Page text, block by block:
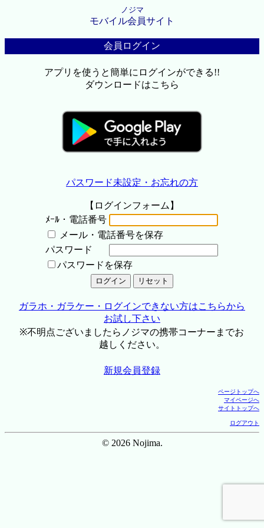
ノジマ
モバイル会員サイト
会員ログイン
アプリを使うと簡単にログインができる!!
ダウンロードはこちら
パスワード未設定・お忘れの方
【ログインフォーム】
ﾒｰﾙ・電話番号
メール・電話番号を保存
パスワード
パスワードを保存
ガラホ・ガラケー・ログインできない方はこちらから
お試し下さい
※不明点ございましたらノジマの携帯コーナーまでお
越しください。
新規会員登録
ページトップへ
マイページへ
サイトトップへ
ログアウト
© 2026 Nojima.